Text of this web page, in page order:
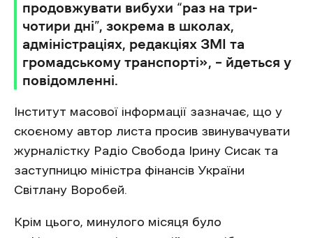
продовжувати вибухи “раз на три-
чотири дні”, зокрема в школах,
адміністраціях, редакціях ЗМІ та
громадському транспорті», – йдеться у
повідомленні.
Інститут масової інформації зазначає, що у
скоєному автор листа просив звинувачувати
журналістку Радіо Свобода Ірину Сисак та
заступницю міністра фінансів України
Світлану Воробей.
Крім цього, минулого місяця було